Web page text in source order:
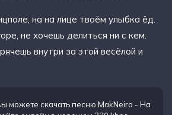
на на лице твоём улыбка ёд.
не хочешь делиться ни с кем.
внутри за этой весёлой и
можете скачать песню MakNeiro - На